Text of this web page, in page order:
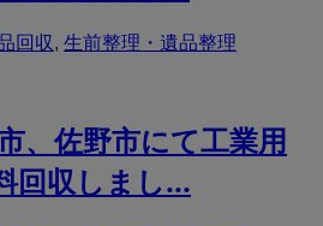
回収, 生前整理・遺品整理
、佐野市にて工業用
回収しまし...